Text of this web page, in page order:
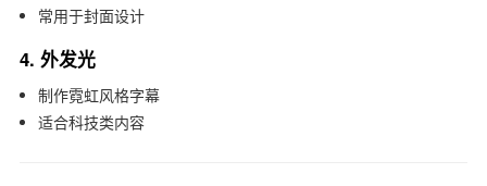
常用于封面设计
4. 外发光
制作霓虹风格字幕
适合科技类内容